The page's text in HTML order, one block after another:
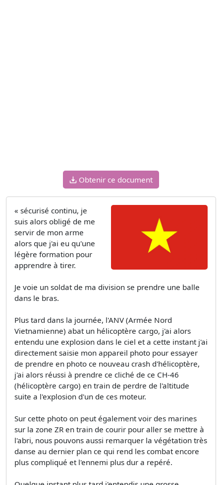
Obtenir ce document
« sécurisé continu, je
suis alors obligé de me
servir de mon arme
alors que j'ai eu qu'une
légère formation pour
apprendre à tirer.
Je voie un soldat de ma division se prendre une balle
dans le bras.
Plus tard dans la journée, l'ANV (Armée Nord
Vietnamienne) abat un hélicoptère cargo, j'ai alors
entendu une explosion dans le ciel et a cette instant j'ai
directement saisie mon appareil photo pour essayer
de prendre en photo ce nouveau crash d'hélicoptère,
j'ai alors réussi à prendre ce cliché de ce CH-46
(hélicoptère cargo) en train de perdre de l'altitude
suite a l'explosion d'un de ces moteur.
Sur cette photo on peut également voir des marines
sur la zone ZR en train de courir pour aller se mettre à
l'abri, nous pouvons aussi remarquer la végétation très
danse au dernier plan ce qui rend les combat encore
plus compliqué et l'ennemi plus dur a repéré.